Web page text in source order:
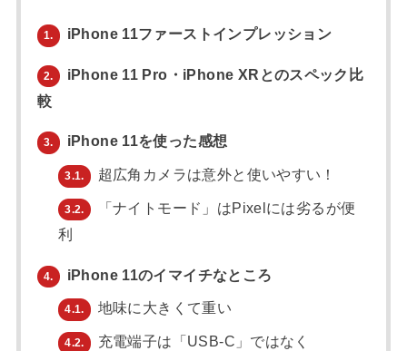
1. iPhone 11ファーストインプレッション
2.
iPhone 11 Pro・iPhone XRとのスペック比
較
3. iPhone 11を使った感想
3.1. 超広角カメラは意外と使いやすい！
3.2.
「ナイトモード」はPixelには劣るが便
利
4. iPhone 11のイマイチなところ
4.1. 地味に大きくて重い
4.2.
充電端子は「USB-C」ではなく